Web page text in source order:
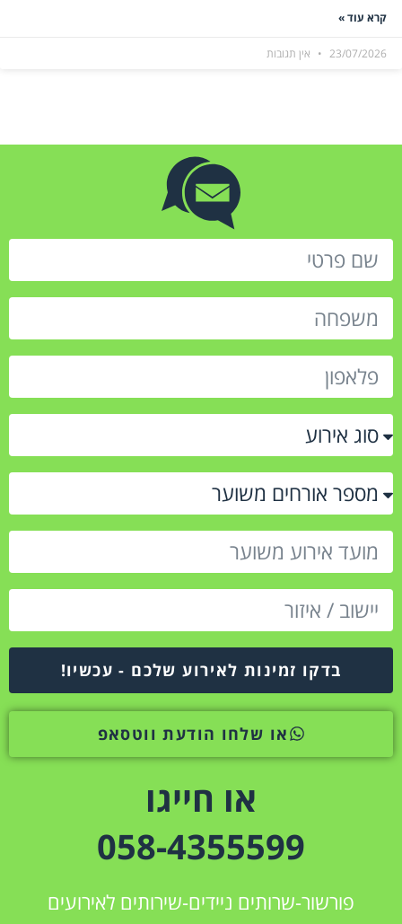
קרא עוד »
23/07/2026 אין תגובות
בדקו זמינות לאירוע שלכם - עכשיו!
או שלחו הודעת ווטסאפ
או חייגו
058-4355599
פורשור-שרותים ניידים-שירותים לאירועים